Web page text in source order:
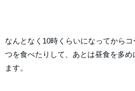
なんとなく10時くらいになってから
つを食べたりして、あとは昼食を多
ます。